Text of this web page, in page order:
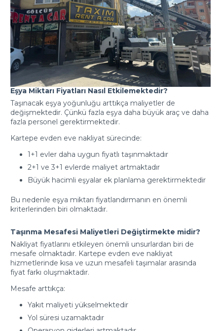
Eşya Miktarı Fiyatları Nasıl Etkilemektedir?
Taşınacak eşya yoğunluğu arttıkça maliyetler de
değişmektedir. Çünkü fazla eşya daha büyük araç ve daha
fazla personel gerektirmektedir.
Kartepe evden eve nakliyat sürecinde:
1+1 evler daha uygun fiyatlı taşınmaktadır
2+1 ve 3+1 evlerde maliyet artmaktadır
Büyük hacimli eşyalar ek planlama gerektirmektedir
Bu nedenle eşya miktarı fiyatlandırmanın en önemli
kriterlerinden biri olmaktadır.
Taşınma Mesafesi Maliyetleri Değiştirmekte midir?
Nakliyat fiyatlarını etkileyen önemli unsurlardan biri de
mesafe olmaktadır. Kartepe evden eve nakliyat
hizmetlerinde kısa ve uzun mesafeli taşımalar arasında
fiyat farkı oluşmaktadır.
Mesafe arttıkça:
Yakıt maliyeti yükselmektedir
Yol süresi uzamaktadır